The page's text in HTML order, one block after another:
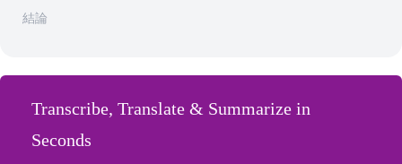
結論
Transcribe, Translate & Summarize in
Seconds